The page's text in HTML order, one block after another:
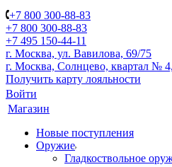
+7 800 300-88-83
+7 800 300-88-83
+7 495 150-44-11
г. Москва, ул. Вавилова, 69/75
г. Москва, Солнцево, квартал №
Получить карту лояльности
Войти
Магазин
Новые поступления
Оружие
Гладкоствольное